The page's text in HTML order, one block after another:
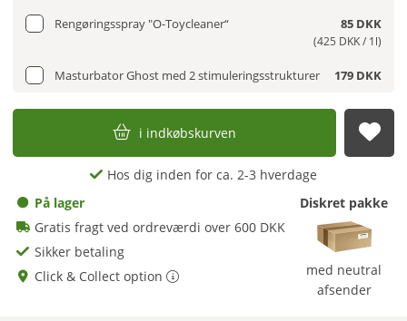
Rengøringsspray "O-Toycleaner“ 85 DKK
(425 DKK / 1l)
Masturbator Ghost med 2 stimuleringsstrukturer 179 DKK
i indkøbskurven
Hos dig inden for ca. 2-3 hverdage
På lager
Gratis fragt ved ordreværdi over 600 DKK
Sikker betaling
Click & Collect option
Diskret pakke
med neutral
afsender